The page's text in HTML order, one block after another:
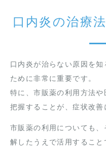
口内炎の治療
口内炎が治らない原因を
ために非常に重要です。
特に、市販薬の利用方法
把握することが、症状改善
市販薬の利用についても
解したうえで活用するこ